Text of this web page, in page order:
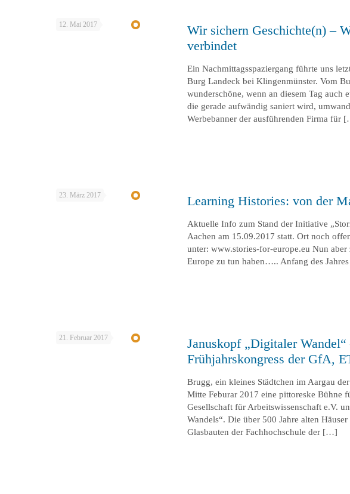
12. Mai 2017
Wir sichern Geschichte(n) –
verbindet
Ein Nachmittagsspaziergang führte uns
Burg Landeck bei Klingenmünster. Vom
wunderschöne, wenn an diesem Tag
die gerade aufwändig saniert wird,
Werbebanner der ausführenden Firma für
23. März 2017 Learning Histories: von der
Aktuelle Info zum Stand der Initiative
Aachen am 15.09.2017 statt. Ort noch
unter: www.stories-for-europe.eu Nun
Europe zu tun haben….. Anfang des
21. Februar 2017
Januskopf „Digitaler
Frühjahrskongress der GfA,
Brugg, ein kleines Städtchen im Aargau
Mitte Feburar 2017 eine pittoreske Bühne
Gesellschaft für Arbeitswissenschaft e.V.
Wandels“. Die über 500 Jahre alten
Glasbauten der Fachhochschule der […]